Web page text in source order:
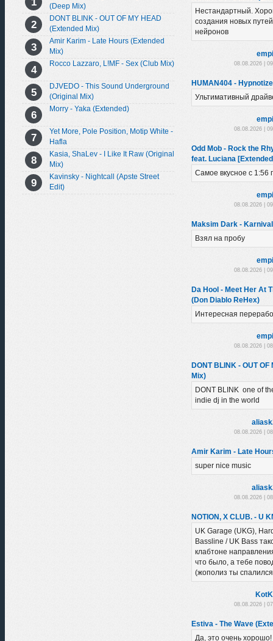
(Deep Mix)
DONT BLINK - OUT OF MY HEAD
(Extended Mix)
Amir Karim - Late Hours (Extended
Mix)
Rocco Lazzaro, L!MF - Sex (Club Mix)
DJVEDO - This Sound Underground
(Original Mix)
Morry - Yaka (Extended)
Yet More, Pole Position, Motip White -
Hafla
Kasia, ShaLev - I Like It Raw (Original
Mix)
Kavinsky - Nightcall (Apste Street
Edit)
Нестандартный.
создания новых
нейронов
08.08.2026 |
HUMAN404 -
Ультимативный
08.08.2026 |
Odd Mob - Rock the
feat. Luciana
Самое вкусное с 1:56
08.08.2026 |
Maksim Dark - Karnival
Взял на пробу
08.08.2026 |
Da Hool - Meet Her At
(Don Diablo ReHex)
Интересная
08.08.2026 |
DONT BLINK - OUT
Mix)
DONT BLINK one of
indie dj in the world
08.08.2026 |
Amir Karim - Late
super nice music
08.08.2026 |
NOTION, X CLUB. - U
UK Garage (UKG),
Bassline / UK Bass
клабтоне
что было, а тебе
(жополиз ты
08.08.2026 |
Estiva - The Wave
Да, это очень хорошо!